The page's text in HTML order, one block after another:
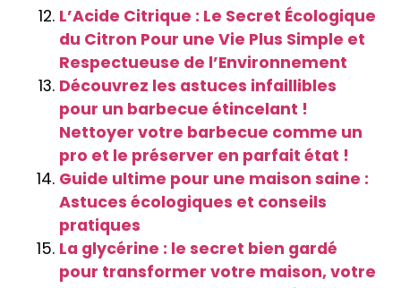
L’Acide Citrique : Le Secret Écologique
du Citron Pour une Vie Plus Simple et
Respectueuse de l’Environnement
Découvrez les astuces infaillibles
pour un barbecue étincelant !
Nettoyer votre barbecue comme un
pro et le préserver en parfait état !
Guide ultime pour une maison saine :
Astuces écologiques et conseils
pratiques
La glycérine : le secret bien gardé
pour transformer votre maison, votre